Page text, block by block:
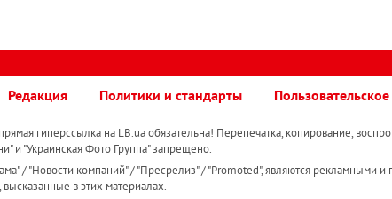
Редакция Политики и стандарты
гиперссылка на LB.ua обязательна! Перепечатка, копирование,
и "Украинская Фото Группа" запрещено.
/ "Новости компаний" / "Пресрелиз" / "Promoted", являются рекламными и
высказанные в этих материалах.